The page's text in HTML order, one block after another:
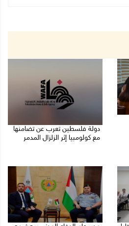
دولة فلسطين تعرب عن تضامنها
مع كولومبيا إثر الزلزال المدمر